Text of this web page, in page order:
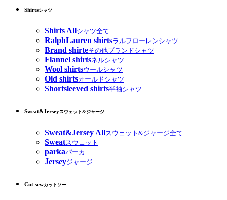
Shirtsシャツ
Shirts Allシャツ全て
RalphLauren shirtsラルフローレンシャツ
Brand shirteその他ブランドシャツ
Flannel shirtsネルシャツ
Wool shirtsウールシャツ
Old shirtsオールドシャツ
Shortsleeved shirts半袖シャツ
Sweat&Jerseyスウェット&ジャージ
Sweat&Jersey Allスウェット&ジャージ全て
Sweatスウェット
parkaパーカ
Jerseyジャージ
Cut sewカットソー